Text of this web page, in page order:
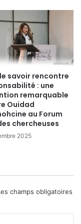
savoir rencontre
: une
remarquable
Ouidad
au Forum
chercheuses
2025
champs obligatoires